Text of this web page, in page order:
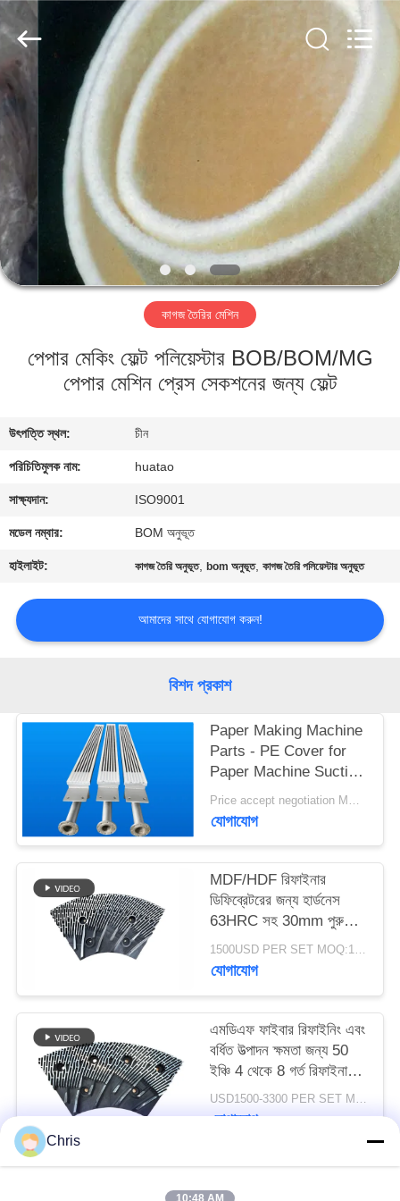
বাড়ি
পণ্য
আমাদের
সম্পর্কে
কারখানা
যোগাযোগ
করুন
খবর
উদ্ধৃতির
জন্য
PRIVACY
POLICY
2026
HUATAO
LOVER
LTD.
Reserved.
কাগজ তৈরির মেশিন
পেপার মেকিং ফেল্ট পলিয়েস্টার BOB/BOM/MG
পেপার মেশিন প্রেস সেকশনের জন্য ফেল্ট
উৎপত্তি স্থল: চীন
পরিচিতিমুলক নাম: huatao
সাক্ষ্যদান: ISO9001
মডেল নম্বার: BOM অনুভূত
হাইলাইট: কাগজ তৈরি অনুভূত,bom অনুভূত,কাগজ তৈরি পলিয়েস্টার অনুভূত
আমাদের সাথে যোগাযোগ করুন!
বিশদ প্রকাশ
Paper Making Machine
Parts - PE Cover for
Paper Machine Suction
Box
Price accept negotiation MOQ:1 বিন্যাস করুন
যোগাযোগ
MDF/HDF রিফাইনার
ডিফিব্রেটরের জন্য হার্ডনেস
63HRC সহ 30mm পুরু
রিফাইনার সেগমেন্ট
1500USD PER SET MOQ:1 সেট
যোগাযোগ
এমডিএফ ফাইবার রিফাইনিং এবং
বর্ধিত উত্পাদন ক্ষমতা জন্য 50
ইঞ্চি 4 থেকে 8 গর্ত রিফাইনার
স্ট্যাটর এবং রটার
USD1500-3300 PER SET MOQ:১টি সেট
যোগাযোগ
Chris
10:48 AM